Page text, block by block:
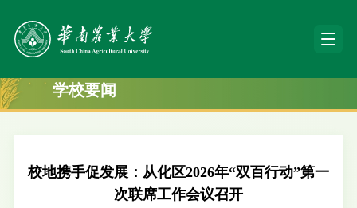
学校要闻
校地携手促发展：从化区2026年“双百行动”第一
次联席工作会议召开